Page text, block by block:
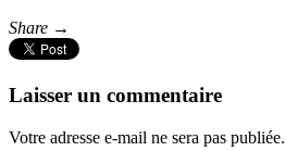
Share →
Laisser un commentaire
Votre adresse e-mail ne sera pas publiée.